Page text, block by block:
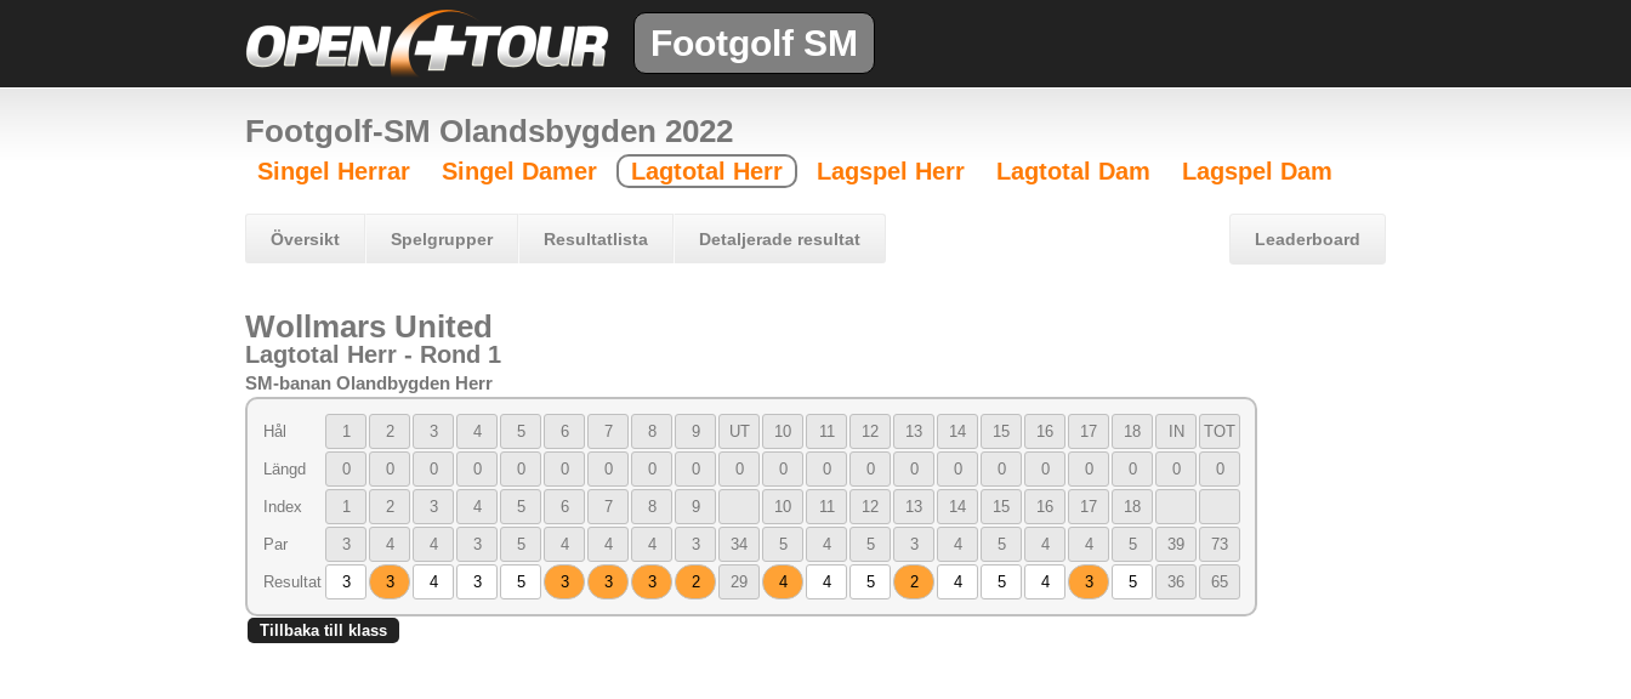
Footgolf SM
Footgolf-SM Olandsbygden 2022
Singel Herrar Singel Damer Lagtotal Herr Lagspel Herr Lagtotal Dam Lagspel Dam
Översikt Spelgrupper Resultatlista Detaljerade resultat Leaderboard
Wollmars United
Lagtotal Herr - Rond 1
SM-banan Olandbygden Herr
Hål 1 2 3 4 5 6 7 8 9 UT 10 11 12 13 14 15 16 17 18 IN TOT
Längd 0 0 0 0 0 0 0 0 0 0 0 0 0 0 0 0 0 0 0 0 0
Index 1 2 3 4 5 6 7 8 9 10 11 12 13 14 15 16 17 18
Par 3 4 4 3 5 4 4 4 3 34 5 4 5 3 4 5 4 4 5 39 73
Resultat 3 3 4 3 5 3 3 3 2 29 4 4 5 2 4 5 4 3 5 36 65
Tillbaka till klass